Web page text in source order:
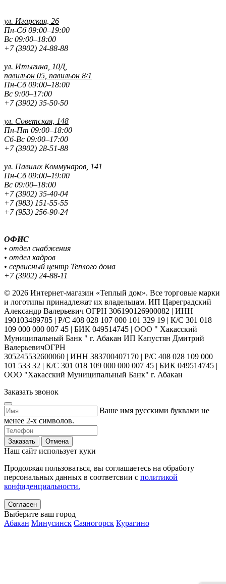
ул. Игарская, 26
Пн-Сб 09:00–19:00
Вс 09:00–18:00
+7 (3902) 24-88-88
ул. Итыгина, 10Д,
павильон 05, павильон 8/1
Пн-Сб 09:00–18:00
Вс 9:00–17:00
+7 (3902) 35-50-50
ул. Советская, 148
Пн-Пт 09:00–18:00
Сб-Вс 09:00–17:00
+7 (3902) 28-51-88
ул. Павших Коммунаров, 141
Пн-Сб 09:00–19:00
Вс 09:00–18:00
+7 (3902) 35-40-04
+7 (983) 151-55-55
+7 (953) 256-90-24
ОФИС
• отдел снабжения
• отдел кадров
• сервисный центр Теплого дома
+7 (3902) 24-88-11
© 2026 Интернет-магазин «Теплый дом». Все торговые марки
и логотипы принадлежат их владельцам. ИП Цареградский
Александр Валерьевич ОГРН 306190126900082 | ИНН
190103489785 | Р/С 408 028 107 000 101 329 19 | К/С 301 018
109 000 000 007 45 | БИК 049514745 | ООО " Хакасский
Муниципальный Банк " г. Абакан ИП Капустян Дмитрий
ВалерьевичОГРН
305245532600060 | ИНН 383700407170 | Р/С 408 028 109 000
101 533 32 | К/С 301 018 109 000 000 007 45 | БИК 049514745 |
ООО "Хакасский Муниципальный Банк" г. Абакан
Заказать звонок
Ваше имя русскими буквами не
менее 2-х символов.
Заказать Отмена
Наш сайт использует куки
Продолжая пользоваться, вы соглашаетесь на обработу
персональных данных в соответсвии с политикой
конфиденциальности.
Согласен
Выберите ваш город
Абакан Минусинск Саяногорск Курагино